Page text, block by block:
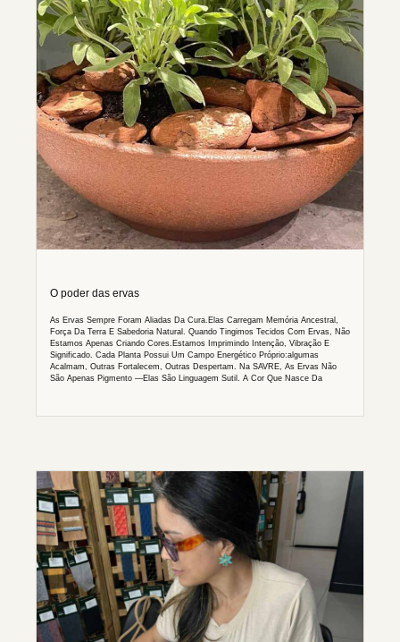
O poder das ervas
As Ervas Sempre Foram Aliadas Da Cura.Elas Carregam Memória Ancestral,
Força Da Terra E Sabedoria Natural. Quando Tingimos Tecidos Com Ervas, Não
Estamos Apenas Criando Cores.Estamos Imprimindo Intenção, Vibração E
Significado. Cada Planta Possui Um Campo Energético Próprio:algumas
Acalmam, Outras Fortalecem, Outras Despertam. Na SAVRE, As Ervas Não
São Apenas Pigmento —elas São Linguagem Sutil. A Cor Que Nasce Da